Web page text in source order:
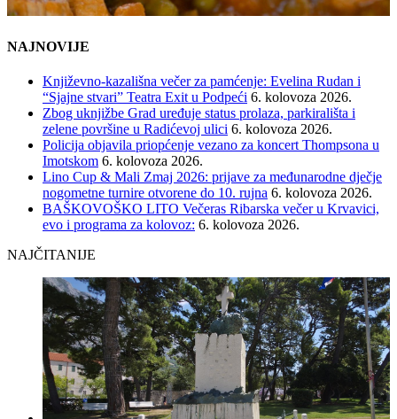
NAJNOVIJE
Književno-kazališna večer za pamćenje: Evelina Rudan i
“Sjajne stvari” Teatra Exit u Podpeći 6. kolovoza 2026.
Zbog uknjižbe Grad uređuje status prolaza, parkirališta i
zelene površine u Radićevoj ulici 6. kolovoza 2026.
Policija objavila priopćenje vezano za koncert Thompsona u
Imotskom 6. kolovoza 2026.
Lino Cup & Mali Zmaj 2026: prijave za međunarodne dječje
nogometne turnire otvorene do 10. rujna 6. kolovoza 2026.
BAŠKOVOŠKO LITO Večeras Ribarska večer u Krvavici,
evo i programa za kolovoz: 6. kolovoza 2026.
NAJČITANIJE